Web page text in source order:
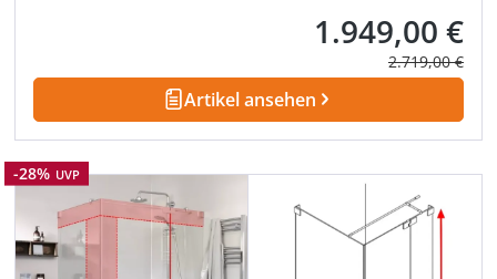
Verkaufspreis:
1.949,00 €
Regulärer
2.719,00 €
Artikel ansehen
Rabatt
-28% UVP